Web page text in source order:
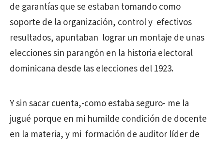
de garantías que se estaban tomando como
soporte de la organización, control y efectivos
resultados, apuntaban lograr un montaje de unas
elecciones sin parangón en la historia electoral
dominicana desde las elecciones del 1923.
Y sin sacar cuenta,-como estaba seguro- me la
jugué porque en mi humilde condición de docente
en la materia, y mi formación de auditor líder de